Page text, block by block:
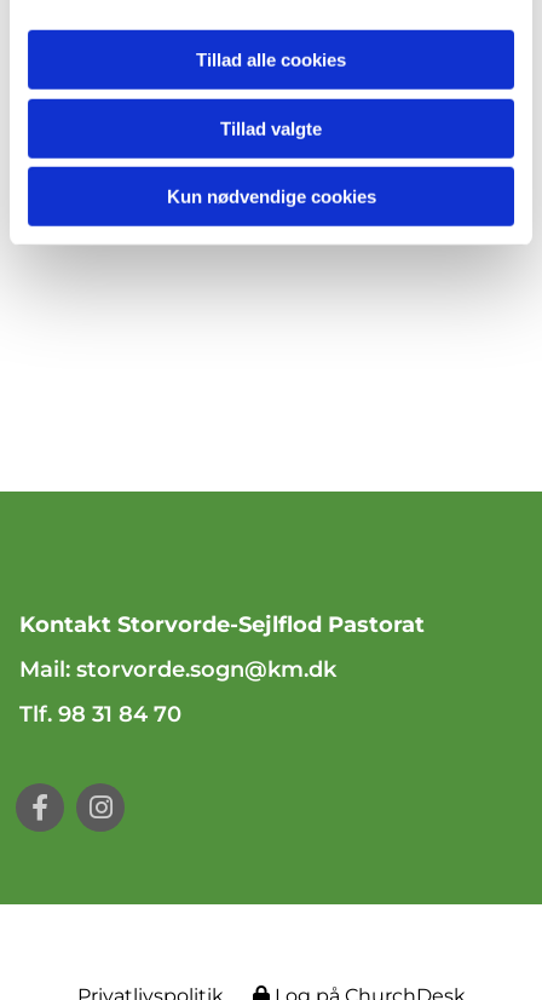
Tillad alle cookies
Tillad valgte
Kun nødvendige cookies
Kontakt Storvorde-Sejlflod Pastorat
Mail: storvorde.sogn@km.dk
Tlf. 98 31 84 70